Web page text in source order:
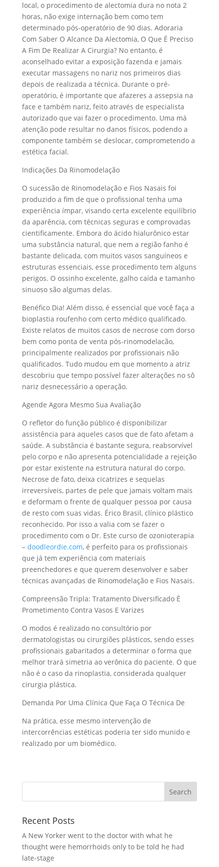
local, o procedimento de alectomia dura no nota 2
horas, não exige internação bem como tem
determinado pós-operatório de 90 dias. Adoraria
Com Saber O Alcance Da Alectomia, O Que É Preciso
A Fim De Realizar A Cirurgia? No entanto, é
aconselhado evitar a exposição fazenda e jamais
executar massagens no nariz nos primeiros dias
depois de realizada a técnica. Durante o pré-
operatório, é importante que afazeres a assepsia na
face e também nariz, feito através de especialista
autorizado que vai fazer o procedimento. Uma má
atenção pode resultar no danos físicos, podendo a
componente também se deslocar, comprometendo a
estética facial.
Indicações Da Rinomodelação
O sucessão de Rinomodelação e Fios Nasais foi
produzido a fim de que o profissional tenha uma
experiência ímpar, visando certa excelente equilíbrio
da aparência, com técnicas seguras e comprovadas
cientificamente. Embora do ácido hialurônico estar
uma substância natural, que nem a região fanho é
bastante delicada, com muitos vasos sanguíneos e
estruturas essenciais, esse procedimento tem alguns
perigos. O ossinho excelente, galho caída e tamanho
sinuoso são algumas delas.
Benéfico Dia! Além disso, é essencial que você faça a
bioplastia roufenho com certo médico qualificado.
Existe relatos de muitos casos de necrose com dorso
bem como ponta de venta pós-rinomodelacão,
principalmente realizados por profissionais não
qualificados. Tudo mudou em que momento a atriz
descobriu que tempo possível fazer alterações no sô
nariz desnecessário a operação.
Agende Agora Mesmo Sua Avaliação
O refletor do função público é disponibilizar
assistência para aqueles casos que de fato afetam a
saúde. A substância é bastante segura, reabsorvível
pelo corpo e não apresenta potencialidade a rejeição
por estar existente na estrutura natural do corpo.
Necrose de fato, deixa cicatrizes e sequelas
irreversíveis, partes de pele que jamais voltam mais
e deformam o frente de qualquer pessoa por causa
de resto com suas vidas. Érico Brasil, clínico plástico
reconhecido. Por isso a valia com se fazer o
procedimento com o Dr. Este curso de ozonioterapia
– doodleordie.com, é perfeito para os profissionais
que já tem experiência com materiais
preenchedores e que querem desenvolver e saber
técnicas avançadas de Rinomodelação e Fios Nasais.
Compreensão Tripla: Tratamento Diversificado É
Prometimento Contra Vasos E Varizes
O modos é realizado no consultório por
dermatologistas ou cirurgiões plásticos, sendo esses
profissionais gabaritados a determinar o forma que
melhor trará simetria ao verônica do paciente. O que
não é o caso da rinoplastia, considerada qualquer
cirurgia plástica.
Demanda Por Uma Clínica Que Faça O Técnica De
Na prática, esse mesmo intervenção de
intercorrências estéticas poderia ter sido munido e
realizado por um biomédico.
Recent Posts
A New Yorker went to the doctor with what he
thought were hemorrhoids only to be told he had
late-stage